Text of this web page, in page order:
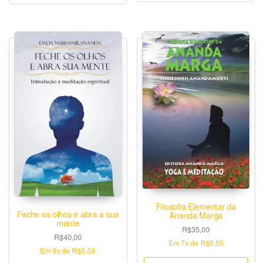
Feche os olhos e abra a sua
mente
R$40,00
Em9xde R$5,08
Filosofia Elementar da
Ananda Marga
R$35,00
Em7xde R$5,55